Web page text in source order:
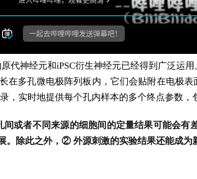
神经元和iPSC衍生神经元已经得到广泛运
在多孔微电极阵列板内，它们会贴附在电极
，实时地提供每个孔内样本的多个终点参数，
或者不同来源的细胞间的定量结果可能会有
。除此之外，② 外源刺激的实验结果还能成